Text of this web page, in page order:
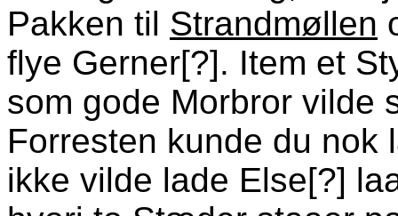
Pakken til Strandmøllen
flye Gerner[?]. Item et
som gode Morbror vilde
Forresten kunde du nok
ikke vilde lade Else[?]